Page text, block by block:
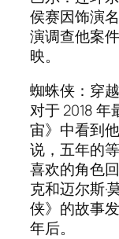
侯赛因饰演
演调查他案
映。
蜘蛛侠：穿
对于 2018
宙》中看到
说，五年的
喜欢的角色
克和迈尔斯·
侠》的故事
年后。